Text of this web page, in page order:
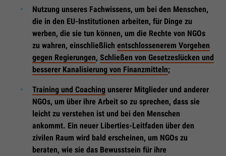
Nutzung unseres Fachwissens, um bei den Menschen,
die in den EU-Institutionen arbeiten, für Dinge zu
werben, die sie tun können, um die Rechte von NGOs
zu wahren, einschließlich entschlossenerem Vorgehen
gegen Regierungen, Schließen von Gesetzeslücken und
besserer Kanalisierung von Finanzmitteln;
Training und Coaching unserer Mitglieder und anderer
NGOs, um über ihre Arbeit so zu sprechen, dass sie
leicht zu verstehen ist und bei den Menschen
ankommt. Ein neuer Liberties-Leitfaden über den
zivilen Raum wird bald erscheinen, um NGOs zu
beraten, wie sie das Bewusstsein für ihre